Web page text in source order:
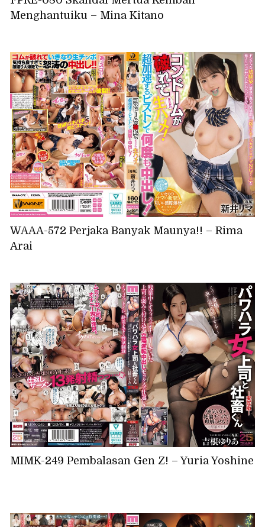
Menghantuiku – Mina Kitano
WAAA-572 Perjaka Banyak Maunya!! – Rima
Arai
MIMK-249 Pembalasan Gen Z! – Yuria Yoshine